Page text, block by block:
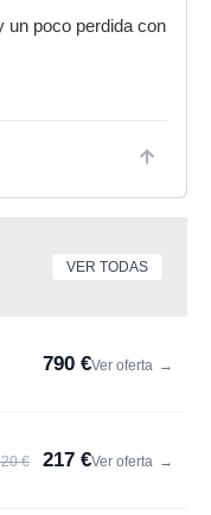
un poco perdida con
VER TODAS
790 €Ver oferta →
€ 217 €Ver oferta →